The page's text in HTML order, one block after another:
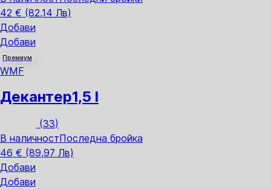
42 € (82,14 Лв)
Добави
Добави
Премиум
WMF
Декантер1,5 l
(33)
В наличностПоследна бройка
46 € (89,97 Лв)
Добави
Добави